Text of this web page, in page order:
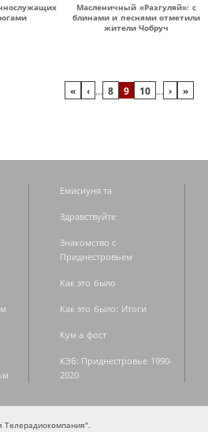
Масленичный «Разгуляй»: с
блинами и песнями отметили
жители Чобруч
« ‹ … 8 9 10 … › »
Емисиуня та
Здравствуйте
Знакомство с
Приднестровьем
Как это было
Как это было: Итоги
Кум а фост
КЭБ: Приднестровье 1990-
2020
Телерадиокомпания".